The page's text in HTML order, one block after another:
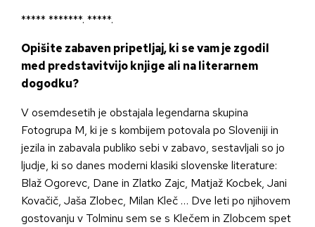
***** *******. *****.
Opišite zabaven pripetljaj, ki se vam je zgodil
med predstavitvijo knjige ali na literarnem
dogodku?
V osemdesetih je obstajala legendarna skupina
Fotogrupa M, ki je s kombijem potovala po Sloveniji in
jezila in zabavala publiko sebi v zabavo, sestavljali so jo
ljudje, ki so danes moderni klasiki slovenske literature:
Blaž Ogorevc, Dane in Zlatko Zajc, Matjaž Kocbek, Jani
Kovačič, Jaša Zlobec, Milan Kleč … Dve leti po njihovem
gostovanju v Tolminu sem se s Klečem in Zlobcem spet